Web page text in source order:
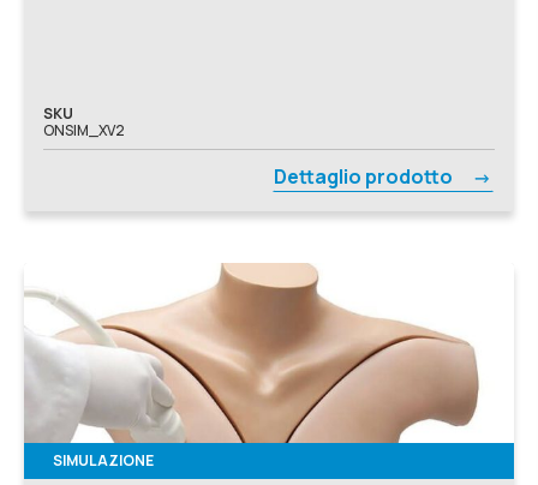
SKU
ONSIM_XV2
Dettaglio prodotto
SIMULAZIONE